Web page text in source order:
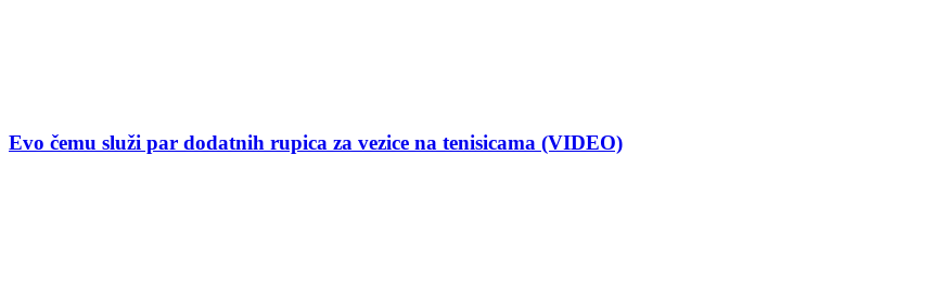
Evo čemu služi par dodatnih rupica za vezice na tenisicama (VIDEO)